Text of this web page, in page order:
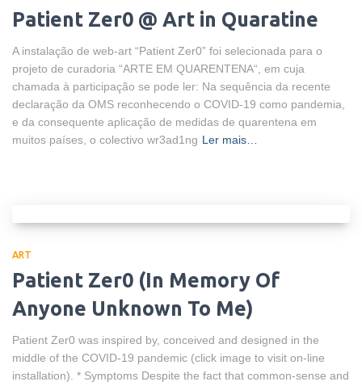
Patient Zer0 @ Art in Quaratine
A instalação de web-art “Patient Zer0” foi selecionada para o
projeto de curadoria “ARTE EM QUARENTENA“, em cuja
chamada à participação se pode ler: Na sequência da recente
declaração da OMS reconhecendo o COVID-19 como pandemia,
e da consequente aplicação de medidas de quarentena em
muitos países, o colectivo wr3ad1ng Ler mais…
ART
Patient Zer0 (In Memory Of
Anyone Unknown To Me)
Patient Zer0 was inspired by, conceived and designed in the
middle of the COVID-19 pandemic (click image to visit on-line
installation). * Symptoms Despite the fact that common-sense and